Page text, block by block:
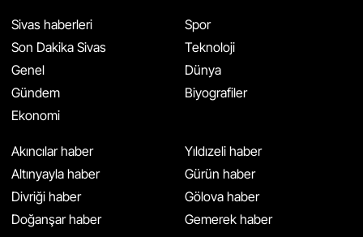
Sivas haberleri
Son Dakika Sivas
Genel
Gündem
Ekonomi
Spor
Teknoloji
Dünya
Biyografiler
Akıncılar haber
Altınyayla haber
Divriği haber
Doğanşar haber
Yıldızeli haber
Gürün haber
Gölova haber
Gemerek haber